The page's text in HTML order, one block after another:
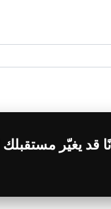
قد يغيّر